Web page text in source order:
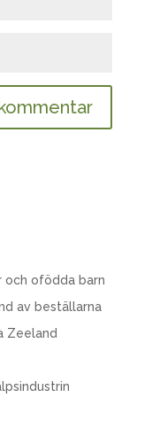
och ofödda barn
av beställarna
Zeeland